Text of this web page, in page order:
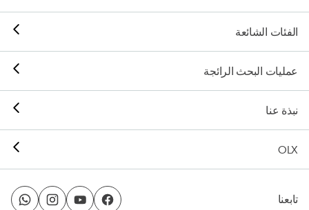
الفئات الشائعة
عمليات البحث الرائجة
نبذة عنا
OLX
تابعنا